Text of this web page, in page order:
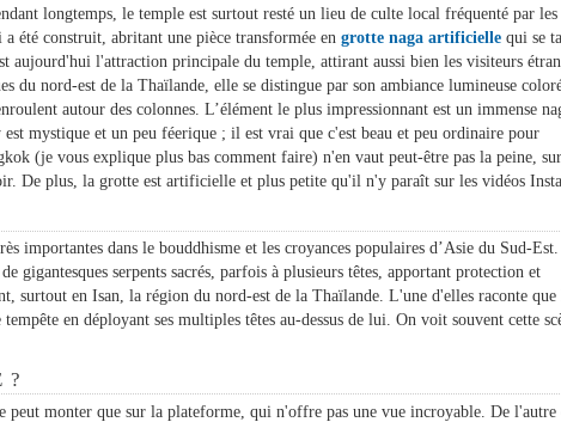
longtemps, le temple est surtout resté un lieu de culte local fréquenté par les
été construit, abritant une pièce transformée engrotte naga artificielle qui se
aujourd'hui l'attraction principale du temple, attirant aussi bien les visiteurs
du nord-est de la Thaïlande, elle se distingue par son ambiance lumineuse
autour des colonnes. L’élément le plus impressionnant est un immense
mystique et un peu féerique ; il est vrai que c'est beau et peu ordinaire pour
(je vous explique plus bas comment faire) n'en vaut peut-être pas la peine,
De plus, la grotte est artificielle et plus petite qu'il n'y paraît sur les vidéos
importantes dans le bouddhisme et les croyances populaires d’Asie du Sud-
gigantesques serpents sacrés, parfois à plusieurs têtes, apportant protection et
surtout en Isan, la région du nord-est de la Thaïlande. L'une d'elles raconte
en déployant ses multiples têtes au-dessus de lui. On voit souvent cette
?
peut monter que sur la plateforme, qui n'offre pas une vue incroyable. De l'autre